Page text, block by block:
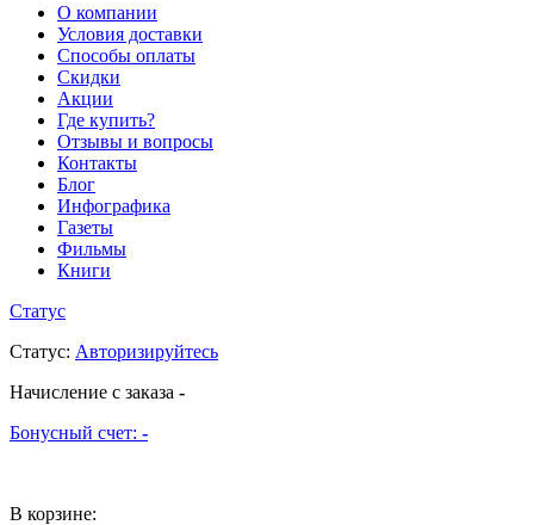
О компании
Условия доставки
Способы оплаты
Скидки
Акции
Где купить?
Отзывы и вопросы
Контакты
Блог
Инфографика
Газеты
Фильмы
Книги
Статус
Статус: Авторизируйтесь
Начисление с заказа -
Бонусный счет: -
В корзине: